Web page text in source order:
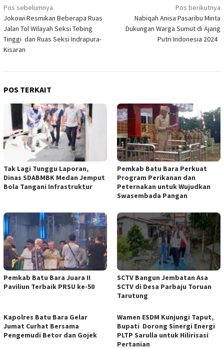
Navigasi
pos
Pos sebelumnya
Jokowi Resmikan Beberapa Ruas
Jalan Tol Wilayah Seksi Tebing
Tinggi dan Ruas Seksi Indrapura-
Kisaran
Pos berikutnya
Nabiqah Anisa Pasaribu Minta
Dukungan Warga Sumut di Ajang
Putri Indonesia 2024
POS TERKAIT
Tak Lagi Tunggu Laporan,
Dinas SDABMBK Medan Jemput
Bola Tangani Infrastruktur
Pemkab Batu Bara Perkuat
Program Perikanan dan
Peternakan untuk Wujudkan
Swasembada Pangan
Pemkab Batu Bara Juara II
Paviliun Terbaik PRSU ke-50
SCTV Bangun Jembatan Asa
SCTV di Desa Parbaju Toruan
Tarutung
Kapolres Batu Bara Gelar
Jumat Curhat Bersama
Pengemudi Betor dan Gojek
Wamen ESDM Kunjungi Taput,
Bupati Dorong Sinergi Energi
PLTP Sarulla untuk Hilirisasi
Pertanian